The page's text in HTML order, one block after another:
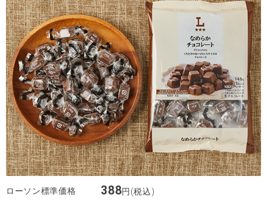
ローソン標準価格 388円(税込)